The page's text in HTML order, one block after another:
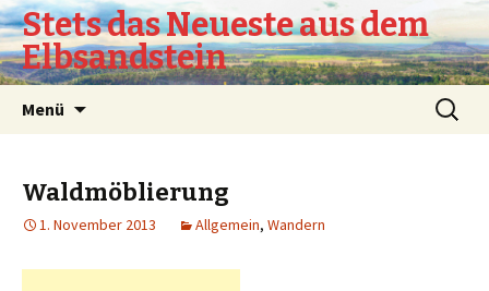
Stets das Neueste aus dem
Elbsandstein
Menü
Suchen
nach:
Waldmöblierung
1. November 2013 Allgemein, Wandern